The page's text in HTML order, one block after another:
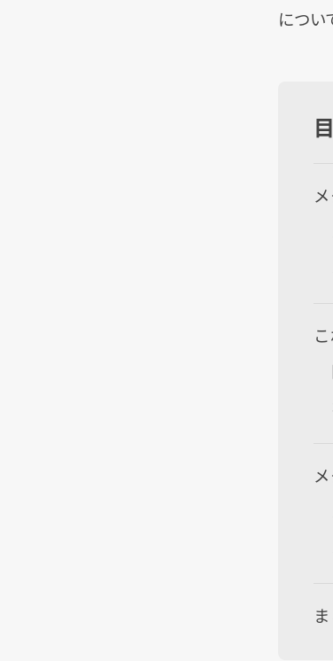
につい